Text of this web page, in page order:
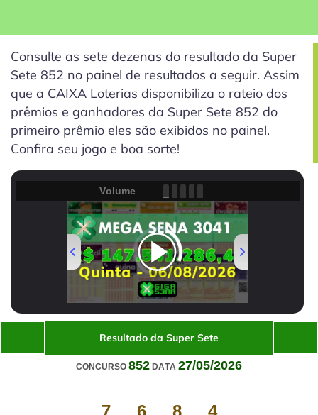
Consulte as sete dezenas do resultado da Super
Sete 852 no painel de resultados a seguir. Assim
que a CAIXA Loterias disponibiliza o rateio dos
prêmios e ganhadores da Super Sete 852 do
primeiro prêmio eles são exibidos no painel.
Confira seu jogo e boa sorte!
Volume
00:00/01:31
Resultado da Super Sete
CONCURSO 852 DATA 27/05/2026
7 6 8 4